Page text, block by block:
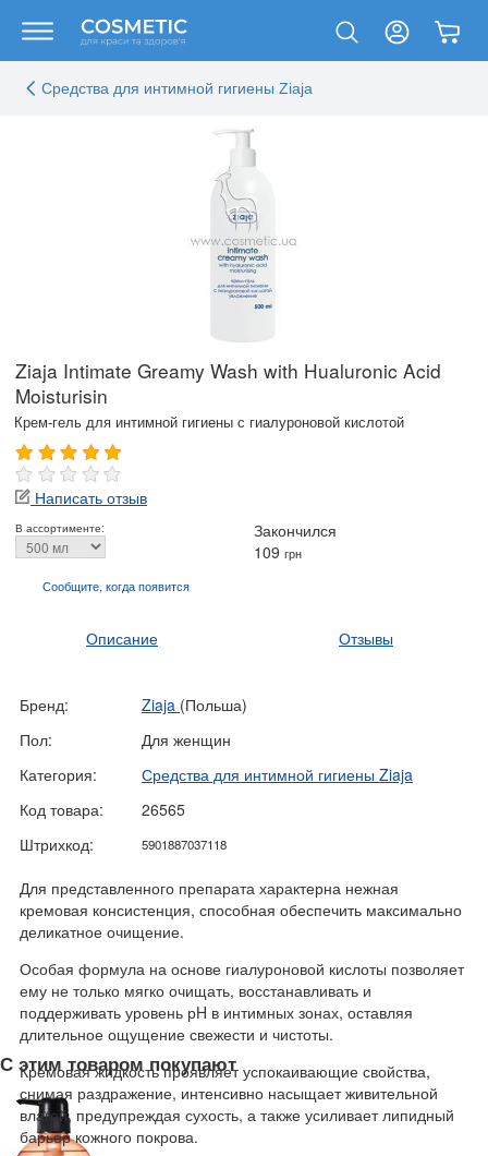
Средства для интимной гигиены Ziaja
Ziaja Intimate Greamy Wash with Hualuronic Acid
Moisturisin
Крем-гель для интимной гигиены с гиалуроновой кислотой
Написать отзыв
В ассортименте:
Закончился
109 грн
Сообщите, когдапоявится
Описание Отзывы
Бренд: Ziaja (Польша)
Пол:
Для женщин
Категория:
Средства для интимной гигиены Ziaja
Код товара:
26565
Штрихкод:
5901887037118
Для представленного препарата характерна нежная
кремовая консистенция, способная обеспечить максимально
деликатное очищение.
Особая формула на основе гиалуроновой кислоты позволяет
ему не только мягко очищать, восстанавливать и
поддерживать уровень рH в интимных зонах, оставляя
длительное ощущение свежести и чистоты.
Кремовая жидкость проявляет успокаивающие свойства,
снимая раздражение, интенсивно насыщает живительной
влагой, предупреждая сухость, а также усиливает липидный
барьер кожного покрова.
С этим товаром покупают